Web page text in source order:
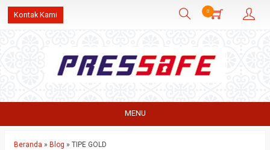
Kontak Kami 0
MENU
Beranda » Blog » TIPE GOLD